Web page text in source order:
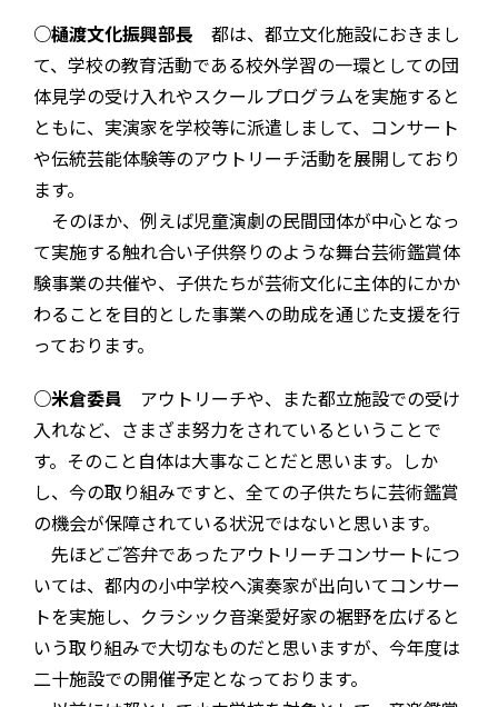
○樋渡文化振興部長 都は、都立文化施設におきまし
て、学校の教育活動である校外学習の一環としての団
体見学の受け入れやスクールプログラムを実施すると
ともに、実演家を学校等に派遣しまして、コンサート
や伝統芸能体験等のアウトリーチ活動を展開しており
ます。
そのほか、例えば児童演劇の民間団体が中心となっ
て実施する触れ合い子供祭りのような舞台芸術鑑賞体
験事業の共催や、子供たちが芸術文化に主体的にかか
わることを目的とした事業への助成を通じた支援を行
っております。
○米倉委員 アウトリーチや、また都立施設での受け
入れなど、さまざま努力をされているということで
す。そのこと自体は大事なことだと思います。しか
し、今の取り組みですと、全ての子供たちに芸術鑑賞
の機会が保障されている状況ではないと思います。
先ほどご答弁であったアウトリーチコンサートにつ
いては、都内の小中学校へ演奏家が出向いてコンサー
トを実施し、クラシック音楽愛好家の裾野を広げると
いう取り組みで大切なものだと思いますが、今年度は
二十施設での開催予定となっております。